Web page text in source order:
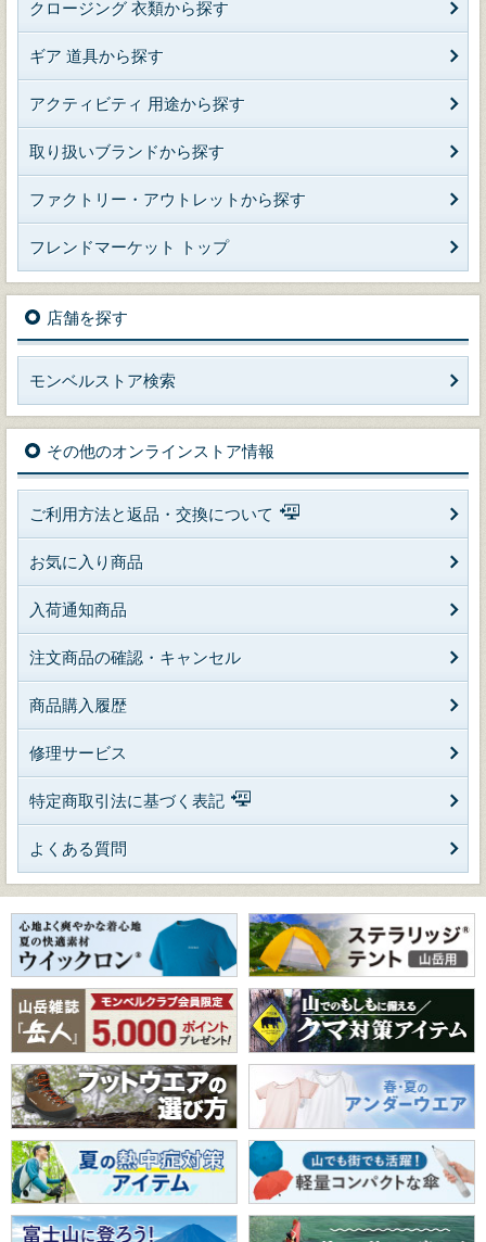
クロージング 衣類から探す
ギア 道具から探す
アクティビティ 用途から探す
取り扱いブランドから探す
ファクトリー・アウトレットから探す
フレンドマーケット トップ
店舗を探す
モンベルストア検索
その他のオンラインストア情報
ご利用方法と返品・交換について
お気に入り商品
入荷通知商品
注文商品の確認・キャンセル
商品購入履歴
修理サービス
特定商取引法に基づく表記
よくある質問